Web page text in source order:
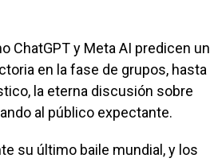
ChatGPT y Meta AI predicen un
en la fase de grupos, hasta
la eterna discusión sobre
al público expectante.
su último baile mundial, y los